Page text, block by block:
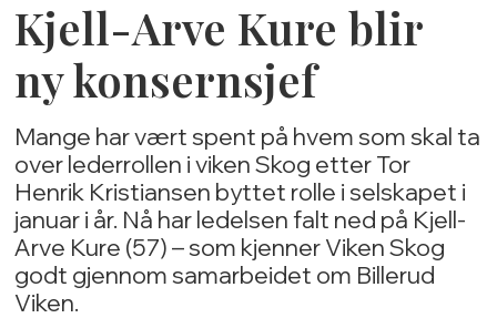
Kjell-Arve Kure blir
ny konsernsjef
Mange har vært spent på hvem som skal ta
over lederrollen i viken Skog etter Tor
Henrik Kristiansen byttet rolle i selskapet i
januar i år. Nå har ledelsen falt ned på Kjell-
Arve Kure (57) – som kjenner Viken Skog
godt gjennom samarbeidet om Billerud
Viken.